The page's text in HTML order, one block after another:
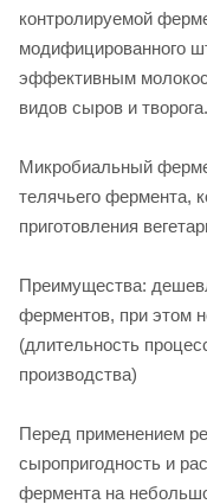
контролируемой
модифицированного
эффективным
видов сыров и творога.
Микробиальный
телячьего фермента,
приготовления
Преимущества:
ферментов, при этом
(длительность
производства)
Перед применением
сыропригодность и
фермента на